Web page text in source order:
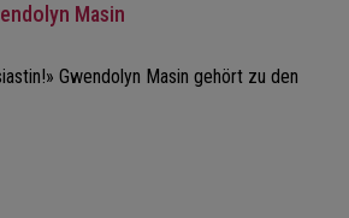
Masin
Gwendolyn Masin gehört zu den